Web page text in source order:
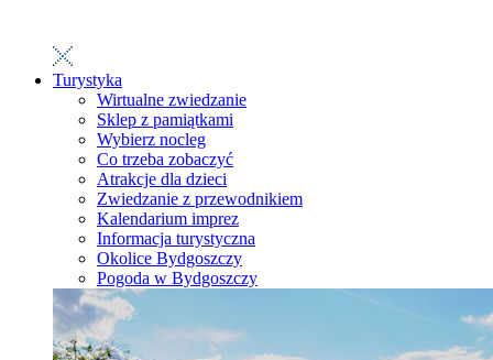
Turystyka
Wirtualne zwiedzanie
Sklep z pamiątkami
Wybierz nocleg
Co trzeba zobaczyć
Atrakcje dla dzieci
Zwiedzanie z przewodnikiem
Kalendarium imprez
Informacja turystyczna
Okolice Bydgoszczy
Pogoda w Bydgoszczy